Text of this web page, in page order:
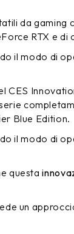
da gaming
RTX e di
il modo di
CES
Blue Edition.
il modo di
questa
un